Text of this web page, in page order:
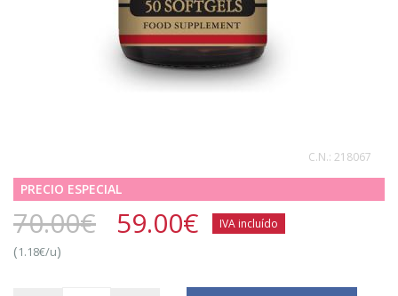
C.N.: 218067
PRECIO ESPECIAL
70.00€ 59.00€ IVA incluído
(1.18€/u)